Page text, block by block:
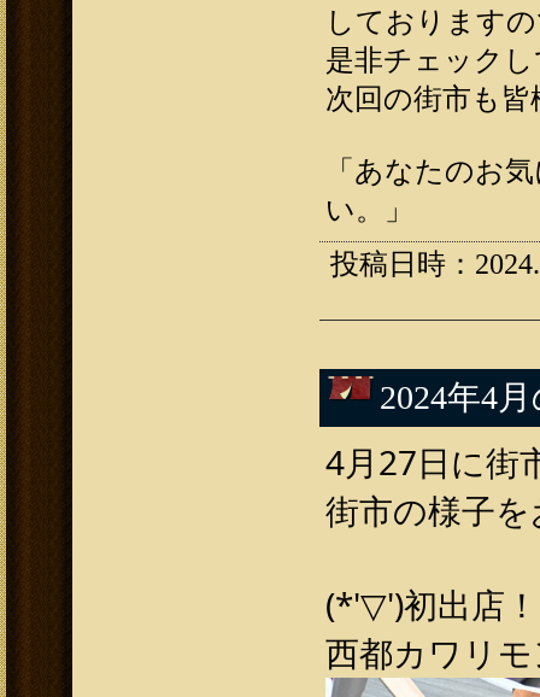
しております
是非チェック
次回の街市も
「あなたのお
い。」
投稿日時：
2024年4
4月27日に街
街市の様子
(*'▽')初出店
西都カワリ